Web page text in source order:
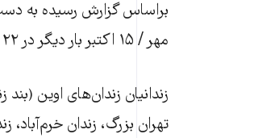
مهر / ۱۵ اکتبر بار دیگر در ۲۲ زندان ایران دست به اعتصاب غذا زدند.
تهران بزرگ، زندان خرم‌آباد،